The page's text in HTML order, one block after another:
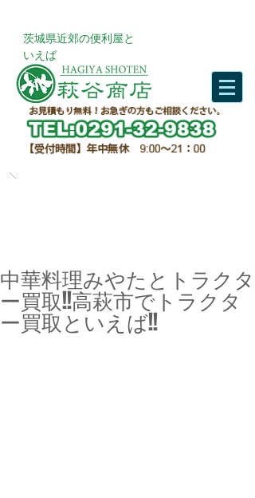
​茨城県近郊の便利屋と
いえば
中華料理みやたとトラクタ
ー買取!!高萩市でトラクタ
ー買取といえば!!